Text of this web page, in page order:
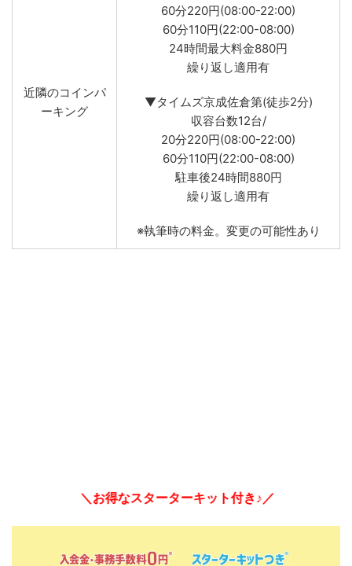
近隣のコインパ
ーキング
60分220円(08:00-22:00)
60分110円(22:00-08:00)
24時間最大料金880円
繰り返し適用有
▼タイムズ京成佐倉第(徒歩2分)
収容台数12台/
20分220円(08:00-22:00)
60分110円(22:00-08:00)
駐車後24時間880円
繰り返し適用有
※執筆時の料金。変更の可能性あり
＼お得なスターターキット付き♪／